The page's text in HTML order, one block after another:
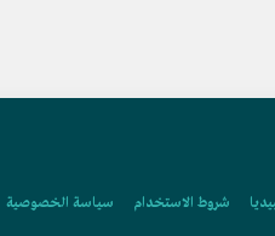
شروط الاستخدام سياسة الخصوصية